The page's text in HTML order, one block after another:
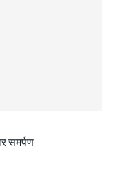
समर्पण